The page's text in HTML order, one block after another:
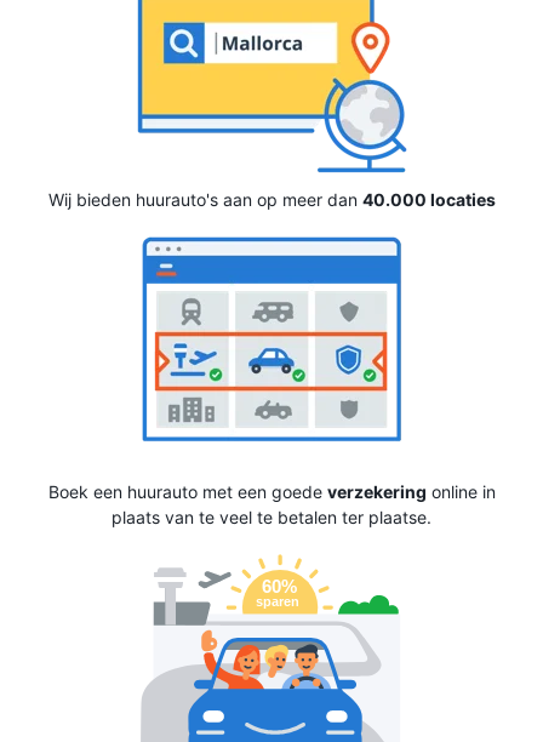
Wij bieden huurauto's aan op meer dan 40.000 locaties
Boek een huurauto met een goede verzekering online in
plaats van te veel te betalen ter plaatse.